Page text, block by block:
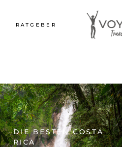
RATGEBER
DIE BESTEN COSTA
RICA